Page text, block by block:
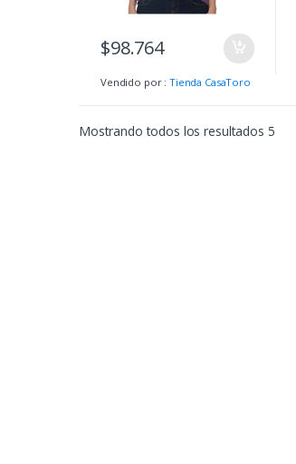
$98.764
Vendido por :Tienda CasaToro
Mostrando todos los resultados 5